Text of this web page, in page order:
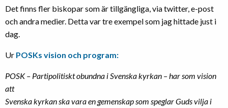
Det finns fler biskopar som är tillgängliga, via twitter, e-post
och andra medier. Detta var tre exempel som jag hittade just i
dag.
Ur POSKs vision och program:
POSK – Partipolitiskt obundna i Svenska kyrkan – har som vision
att
Svenska kyrkan ska vara en gemenskap som speglar Guds vilja i